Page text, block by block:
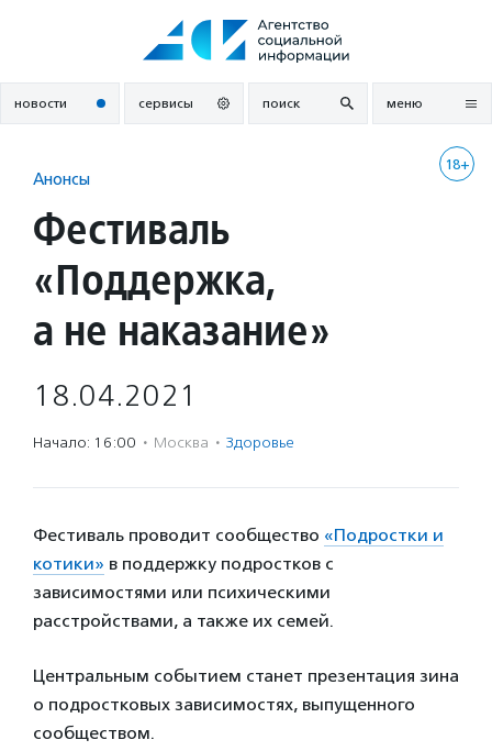
новости сервисы поиск меню
18+
Анонсы
Фестиваль
«Поддержка,
а не наказание»
18.04.2021
Начало: 16:00 · Москва · Здоровье
Фестиваль проводит сообщество «Подростки и
котики» в поддержку подростков с
зависимостями или психическими
расстройствами, а также их семей.
Центральным событием станет презентация зина
о подростковых зависимостях, выпущенного
сообществом.